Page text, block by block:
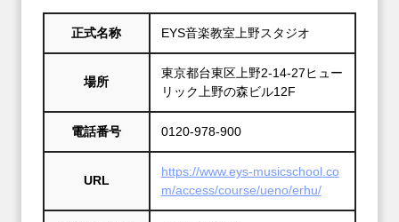
正式名称 EYS音楽教室上野スタジオ
場所
東京都台東区上野2‐14‐27ヒュー
リック上野の森ビル12F
電話番号 0120-978-900
URL
https://www.eys-musicschool.co
m/access/course/ueno/erhu/